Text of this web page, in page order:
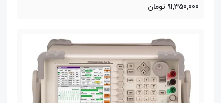
91,350,000 تومان